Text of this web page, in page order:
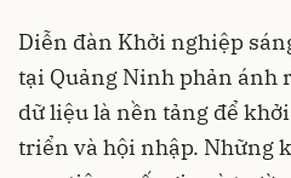
Diễn đàn Khởi nghiệp
tại Quảng Ninh phản ánh
dữ liệu là nền tảng để
triển và hội nhập. Những